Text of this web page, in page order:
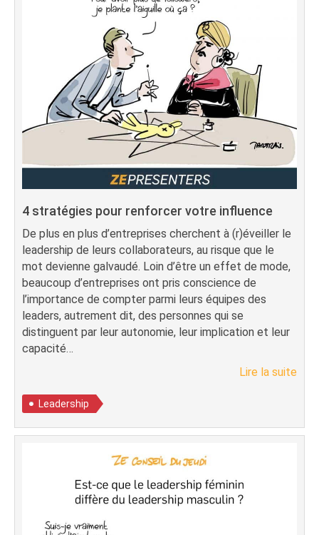
4 stratégies pour renforcer votre influence
De plus en plus d’entreprises cherchent à (r)éveiller le
leadership de leurs collaborateurs, au risque que le
mot devienne galvaudé. Loin d’être un effet de mode,
beaucoup d’entreprises ont pris conscience de
l’importance de compter parmi leurs équipes des
leaders, autrement dit, des personnes qui se
distinguent par leur autonomie, leur implication et leur
capacité…
Lire la suite
Leadership